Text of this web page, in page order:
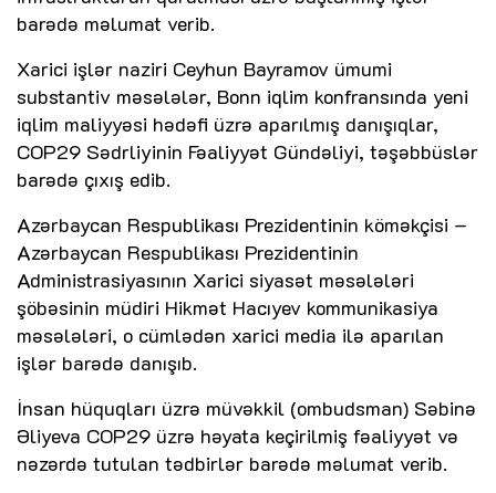
barədə məlumat verib.
Xarici işlər naziri Ceyhun Bayramov ümumi
substantiv məsələlər, Bonn iqlim konfransında yeni
iqlim maliyyəsi hədəfi üzrə aparılmış danışıqlar,
COP29 Sədrliyinin Fəaliyyət Gündəliyi, təşəbbüslər
barədə çıxış edib.
Azərbaycan Respublikası Prezidentinin köməkçisi –
Azərbaycan Respublikası Prezidentinin
Administrasiyasının Xarici siyasət məsələləri
şöbəsinin müdiri Hikmət Hacıyev kommunikasiya
məsələləri, o cümlədən xarici media ilə aparılan
işlər barədə danışıb.
İnsan hüquqları üzrə müvəkkil (ombudsman) Səbinə
Əliyeva COP29 üzrə həyata keçirilmiş fəaliyyət və
nəzərdə tutulan tədbirlər barədə məlumat verib.